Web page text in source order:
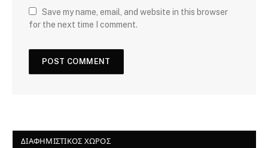
Save my name, email, and website in this browser
for the next time I comment.
ΔΙΑΦΗΜΙΣΤΙΚΌΣ ΧΏΡΟΣ